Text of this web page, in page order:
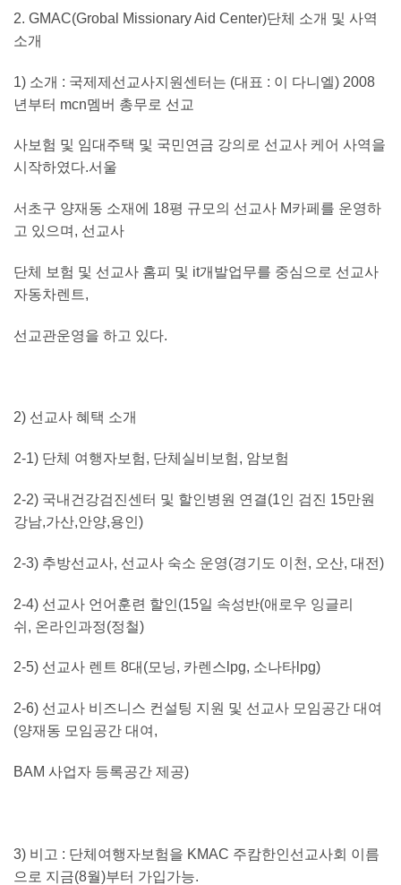
2. GMAC(Grobal Missionary Aid Center)단체 소개 및 사역
소개
1) 소개 : 국제제선교사지원센터는 (대표 : 이 다니엘) 2008
년부터 mcn멤버 총무로 선교
사보험 및 임대주택 및 국민연금 강의로 선교사 케어 사역을
시작하였다.서울
서초구 양재동 소재에 18평 규모의 선교사 M카페를 운영하
고 있으며 , 선교사
단체 보험 및 선교사 홈피 및 it개발업무를 중심으로 선교사
자동차렌트 ,
선교관운영을 하고 있다.
2) 선교사 혜택 소개
2-1) 단체 여행자보험, 단체실비보험, 암보험
2-2) 국내건강검진센터 및 할인병원 연결(1인 검진 15만원
강남,가산,안양,용인 )
2-3) 추방선교사, 선교사 숙소 운영(경기도 이천 , 오산, 대전)
2-4) 선교사 언어훈련 할인 (15일 속성반(애로우 잉글리
쉬 , 온라인과정(정철)
2-5) 선교사 렌트 8대 (모닝, 카렌스 lpg, 소나타 lpg)
2-6) 선교사 비즈니스 컨설팅 지원 및 선교사 모임공간 대여
(양재동 모임공간 대여 ,
BAM 사업자 등록공간 제공)
3) 비고 : 단체여행자보험을 KMAC 주캄한인선교사회 이름
으로 지금(8월)부터 가입가능.